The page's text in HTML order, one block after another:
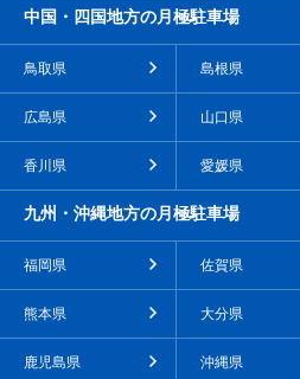
中国・四国地方の月極駐車場
鳥取県 島根県
広島県 山口県
香川県 愛媛県
九州・沖縄地方の月極駐車場
福岡県 佐賀県
熊本県 大分県
鹿児島県 沖縄県